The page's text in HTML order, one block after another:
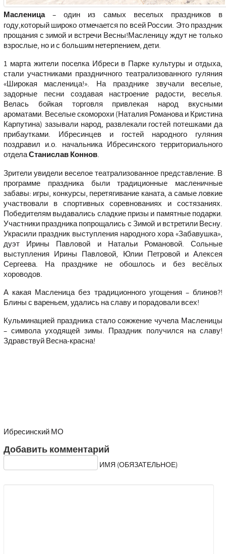
Масленица– один из самых веселых праздников в
году,который широко отмечается по всей России. Это праздник
прощания с зимой и встречи Весны!Масленицу ждут не только
взрослые, но и с большим нетерпением, дети.
1 марта жители поселка Ибреси в Парке культуры и отдыха,
стали участниками праздничного театрализованного гуляния
«Широкая масленица!». На празднике звучали веселые,
задорные песни создавая настроение радости, веселья.
Велась бойкая торговля привлекая народ вкусными
ароматами. Веселые скоморохи (Наталия Романова и Кристина
Карпутина) зазывали народ, развлекали гостей потешками да
прибаутками. Ибресинцев и гостей народного гуляния
поздравил и.о. начальника Ибресинского территориального
отделаСтанислав Коннов.
Зрители увидели веселое театрализованное представление. В
программе праздника были традиционные масленичные
забавы: игры, конкурсы, перетягивание каната, а самые ловкие
участвовали в спортивных соревнованиях и состязаниях.
Победителям выдавались сладкие призы и памятные подарки.
Участники праздника попрощались с Зимой и встретили Весну.
Украсили праздник выступления народного хора «Забавушка»,
дуэт Ирины Павловой и Натальи Романовой. Сольные
выступления Ирины Павловой, Юлии Петровой и Алексея
Сергеева. На празднике не обошлось и без весёлых
хороводов.
А какая Масленица без традиционного угощения – блинов?!
Блины с вареньем, удались на славу и порадовали всех!
Кульминацией праздника стало сожжение чучела Масленицы
– символа уходящей зимы. Праздник получился на славу!
Здравствуй Весна-красна!
Ибресинский МО
Добавить комментарий
ИМЯ (ОБЯЗАТЕЛЬНОЕ)